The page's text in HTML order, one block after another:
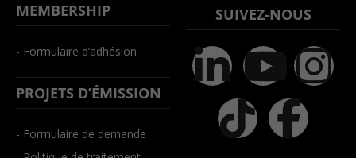
MEMBERSHIP
- Formulaire d’adhésion
PROJETS D’ÉMISSION
- Formulaire de demande
SUIVEZ-NOUS